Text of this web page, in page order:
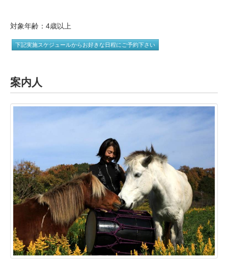
対象年齢：4歳以上
下記実施スケジュールからお好きな日程にご予約下さい
案内人